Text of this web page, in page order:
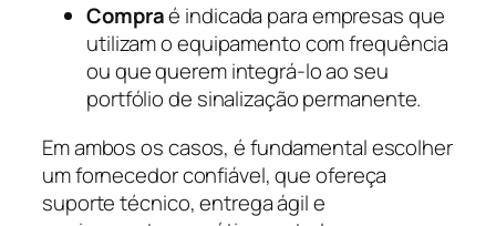
Compraé indicada para empresas que
utilizam o equipamento com frequência
ou que querem integrá-lo ao seu
portfólio de sinalização permanente.
Em ambos os casos, é fundamental escolher
um fornecedor confiável, que ofereça
suporte técnico, entrega ágil e